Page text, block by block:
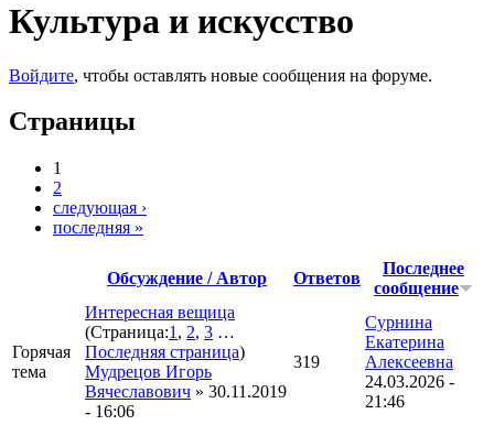
Культура и искусство
Войдите, чтобы оставлять новые сообщения на форуме.
Страницы
1
2
следующая ›
последняя »
Обсуждение / Автор Ответов
Последнее
сообщение
Горячая
тема
Интересная вещица
(Страница:1 , 2, 3 …
Последняя страница)
Мудрецов Игорь
Вячеславович » 30.11.2019
- 16:06
319
Сурнина
Екатерина
Алексеевна
24.03.2026 -
21:46